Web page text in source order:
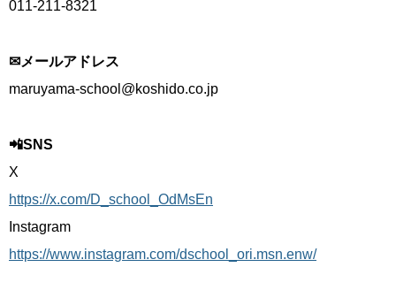
011-211-8321
✉メールアドレス
maruyama-school@koshido.co.jp
📲SNS
X
https://x.com/D_school_OdMsEn
Instagram
https://www.instagram.com/dschool_ori.msn.enw/